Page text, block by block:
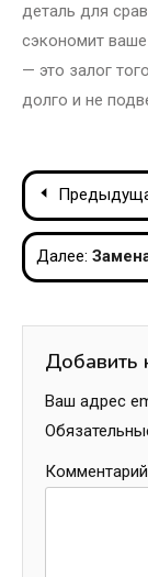
деталь для
сэкономит
— это залог
долго и не
по
Далее:
Добавить
Ваш адрес
Комментарий